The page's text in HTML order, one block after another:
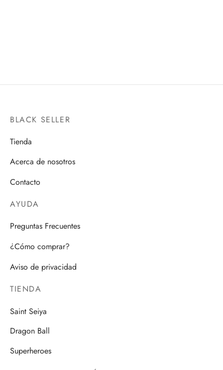
BLACK SELLER
Tienda
Acerca de nosotros
Contacto
AYUDA
Preguntas Frecuentes
¿Cómo comprar?
Aviso de privacidad
TIENDA
Saint Seiya
Dragon Ball
Superheroes